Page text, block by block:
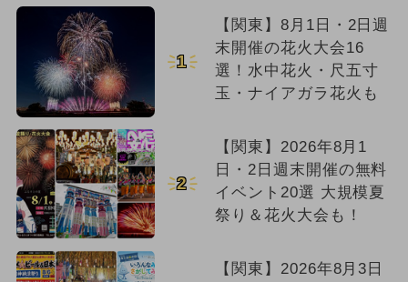
1
【関東】8月1日・2日週
末開催の花火大会16
選！水中花火・尺五寸
玉・ナイアガラ花火も
2
【関東】2026年8月1
日・2日週末開催の無料
イベント20選 大規模夏
祭り＆花火大会も！
【関東】2026年8月3日